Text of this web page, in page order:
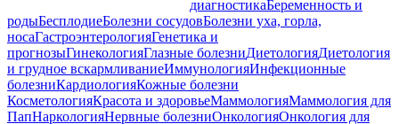
диагностикаБеременность и
родыБесплодиеБолезни сосудовБолезни уха, горла,
носаГастроэнтерологияГенетика и
прогнозыГинекологияГлазные болезниДиетологияДиетология
и грудное вскармливаниеИммунологияИнфекционные
болезниКардиологияКожные болезни
КосметологияКрасота и здоровьеМаммологияМаммология для
ПапНаркологияНервные болезниОнкологияОнкология для